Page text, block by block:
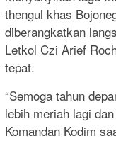
thengul khas
diberangkatkan
Letkol Czi Arief
tepat.
“Semoga tahun
lebih meriah lagi
Komandan Kodim